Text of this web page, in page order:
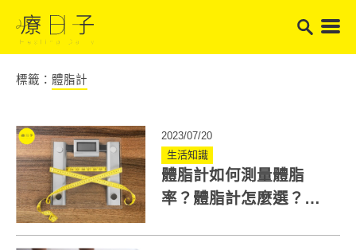
標籤： 體脂計
2023/07/20
生活知識
體脂計如何測量體脂
率？體脂計怎麼選？記